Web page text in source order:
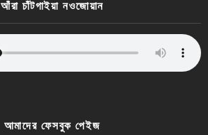
আঁরা চাঁটগাইয়া নওজোয়ান
আমাদের ফেসবুক পেইজ